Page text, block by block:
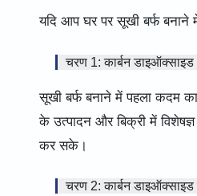
यदि आप घर पर सूखी बर्फ बनाने
चरण 1: कार्बन
सूखी बर्फ बनाने में पहला कदम
के उत्पादन और बिक्री में
कर सके।
चरण 2: कार्बन